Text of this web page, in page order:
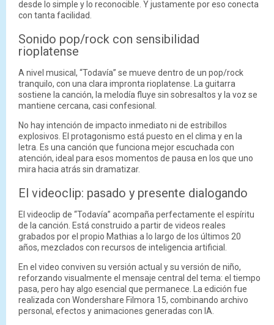
desde lo simple y lo reconocible. Y justamente por eso conecta
con tanta facilidad.
Sonido pop/rock con sensibilidad
rioplatense
A nivel musical, “Todavía” se mueve dentro de un pop/rock
tranquilo, con una clara impronta rioplatense. La guitarra
sostiene la canción, la melodía fluye sin sobresaltos y la voz se
mantiene cercana, casi confesional.
No hay intención de impacto inmediato ni de estribillos
explosivos. El protagonismo está puesto en el clima y en la
letra. Es una canción que funciona mejor escuchada con
atención, ideal para esos momentos de pausa en los que uno
mira hacia atrás sin dramatizar.
El videoclip: pasado y presente dialogando
El videoclip de “Todavía” acompaña perfectamente el espíritu
de la canción. Está construido a partir de videos reales
grabados por el propio Mathias a lo largo de los últimos 20
años, mezclados con recursos de inteligencia artificial.
En el video conviven su versión actual y su versión de niño,
reforzando visualmente el mensaje central del tema: el tiempo
pasa, pero hay algo esencial que permanece. La edición fue
realizada con Wondershare Filmora 15, combinando archivo
personal, efectos y animaciones generadas con IA.